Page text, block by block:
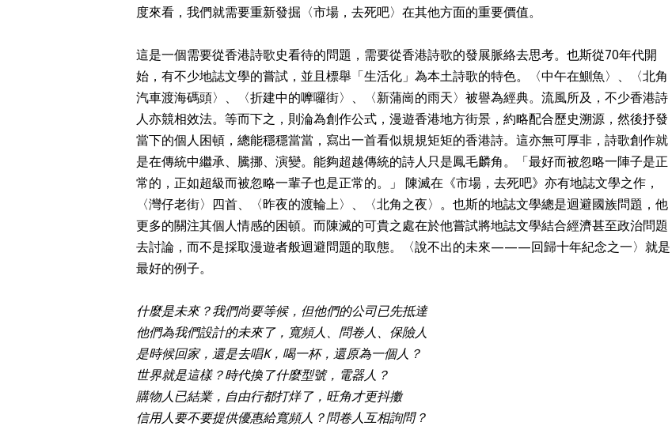
度來看，我們就需要重新發掘〈市場，去死吧〉在其他方面的重要價值。
這是一個需要從香港詩歌史看待的問題，需要從香港詩歌的發展脈絡去思考。也斯從70年代開
始，有不少地誌文學的嘗試，並且標舉「生活化」為本土詩歌的特色。〈中午在鰂魚〉、〈北角
汽車渡海碼頭〉、〈折建中的嚤囉街〉、〈新蒲崗的雨天〉被譽為經典。流風所及，不少香港詩
人亦競相效法。等而下之，則淪為創作公式，漫遊香港地方街景，約略配合歷史溯源，然後抒發
當下的個人困頓，總能穩穩當當，寫出一首看似規規矩矩的香港詩。這亦無可厚非，詩歌創作就
是在傳統中繼承、騰挪、演變。能夠超越傳統的詩人只是鳳毛麟角。「最好而被忽略一陣子是正
常的，正如超級而被忽略一輩子也是正常的。」 陳滅在《市場，去死吧》亦有地誌文學之作，
〈灣仔老街〉四首、〈昨夜的渡輪上〉、〈北角之夜〉。也斯的地誌文學總是迴避國族問題，他
更多的關注其個人情感的困頓。而陳滅的可貴之處在於他嘗試將地誌文學結合經濟甚至政治問題
去討論，而不是採取漫遊者般迴避問題的取態。〈說不出的未來———回歸十年紀念之一〉就是
最好的例子。
什麼是未來？我們尚要等候，但他們的公司已先抵達
他們為我們設計的未來了，寬頻人、問卷人、保險人
是時候回家，還是去唱K，喝一杯，還原為一個人？
世界就是這樣？時代換了什麼型號，電器人？
購物人已結業，自由行都打烊了，旺角才更抖擻
信用人要不要提供優惠給寬頻人？問卷人互相詢問？